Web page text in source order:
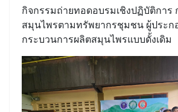
กิจกรรมถ่ายทอดอบรมเชิงปฏิบัติการ
สมุนไพรตามทรัพยากรชุมชน ผู้ประก
กระบวนการผลิตสมุนไพรแบบดั้งเดิม